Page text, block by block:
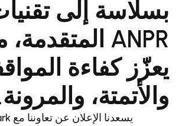
إلى تقنيات
ANPR المتقدمة، مما
المواقف،
والمرونة.
يسعدنا الإعلان عن تعاوننا مع Zatpark،